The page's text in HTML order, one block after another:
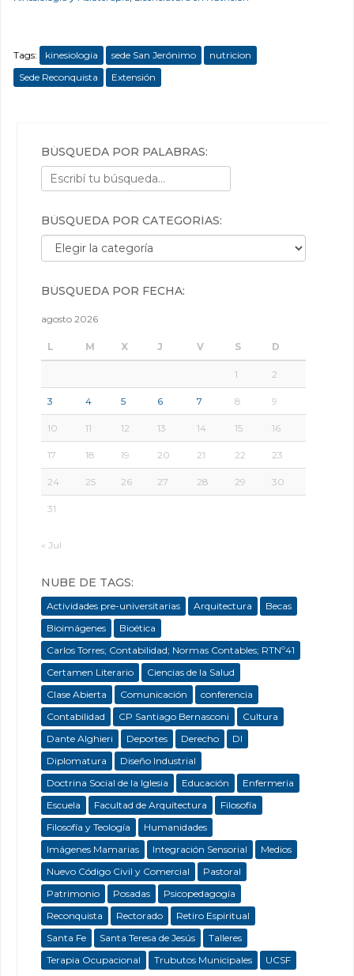
Tags: kinesiologia sede San Jerónimo
nutricion
Sede Reconquista
Extensión
BÚSQUEDA POR PALABRAS:
BÚSQUEDA POR CATEGORÍAS:
Búsqueda por categorías:
BÚSQUEDA POR FECHA:
agosto 2026
L M X J V S D
1 2
3 4 5 6 7 8 9
10 11 12 13 14 15 16
17 18 19 20 21 22 23
24 25 26 27 28 29 30
31
« Jul
NUBE DE TAGS:
Actividades pre-universitarias Arquitectura
Becas
Bioimágenes
Bioética
Carlos Torres; Contabilidad; Normas Contables; RTNº41
Certamen Literario
Ciencias de la Salud
Clase Abierta
Comunicación
conferencia
Contabilidad
CP Santiago Bernasconi
Cultura
Dante Alghieri
Deportes Derecho
DI
Diplomatura
Diseño Industrial
Doctrina Social de la Iglesia
Educación
Enfermeria
Escuela
Facultad de Arquitectura
Filosofía
Filosofía y Teología
Humanidades
Imágenes Mamarias
Integración Sensorial
Medios
Nuevo Código Civil y Comercial
Pastoral
Patrimonio
Posadas
Psicopedagogía
Reconquista
Rectorado
Retiro Espiritual
Santa Fe
Santa Teresa de Jesús
Talleres
Terapia Ocupacional
Trubutos Municipales UCSF